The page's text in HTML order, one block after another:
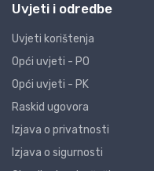
Uvjeti i odredbe
Uvjeti korištenja
Opći uvjeti - PO
Opći uvjeti - PK
Raskid ugovora
Izjava o privatnosti
Izjava o sigurnosti